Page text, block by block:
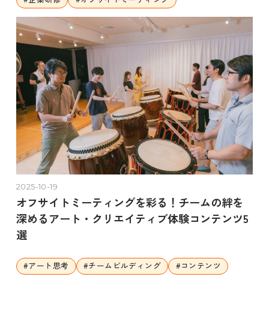
2025-10-19
オフサイトミーティングを彩る！チームの絆を
深めるアート・クリエイティブ体験コンテンツ5
選
#アート思考 #チームビルディング #コンテンツ